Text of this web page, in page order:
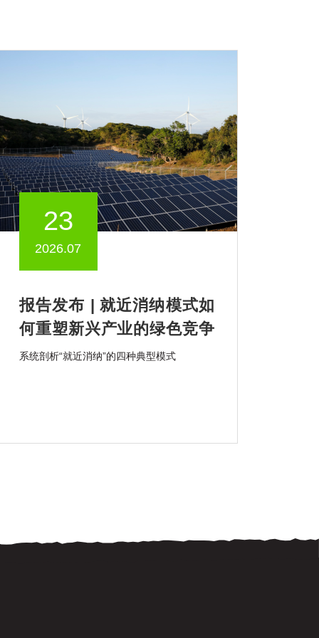
23
2026.07
报告发布 | 就近消纳模式如
何重塑新兴产业的绿色竞争
力？
系统剖析“就近消纳”的四种典型模式